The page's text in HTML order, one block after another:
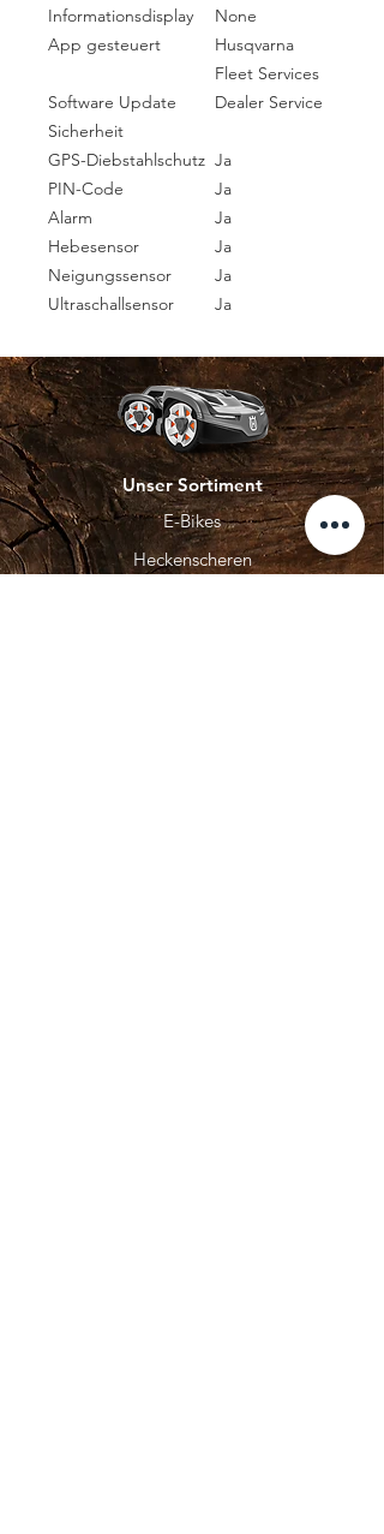
Informationsdisplay
None
App gesteuert
Husqvarna
Fleet Services
Software Update
Dealer Service
Sicherheit
GPS-Diebstahlschutz Ja
PIN-Code
Ja
Alarm
Ja
Hebesensor
Ja
Neigungssensor
Ja
Ultraschallsensor
Ja
Unser Sortiment
E-Bikes
Heckenscheren